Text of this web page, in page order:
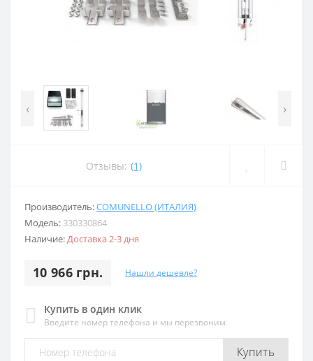
‹ ›
Отзывы: (1)
Производитель:COMUNELLO (ИТАЛИЯ)
Модель: 330330864
Наличие:Доставка 2-3 дня
10 966 грн. Нашли дешевле?
Купить в один клик
Введите номер телефона и мы перезвоним
Купить